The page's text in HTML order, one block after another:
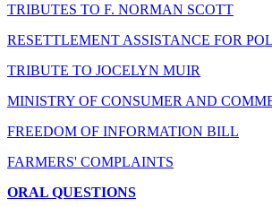
TRIBUTES TO F. NORMAN SCOTT
RESETTLEMENT ASSISTANCE FOR
TRIBUTE TO JOCELYN MUIR
MINISTRY OF CONSUMER AND
FREEDOM OF INFORMATION BILL
FARMERS' COMPLAINTS
ORAL QUESTIONS